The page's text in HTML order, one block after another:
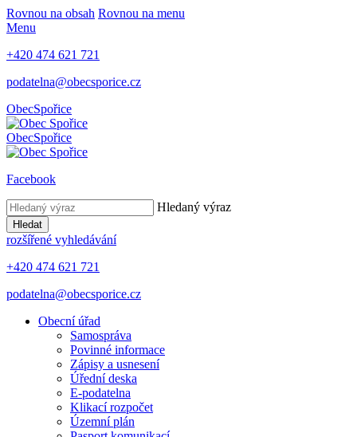
Rovnou na obsah Rovnou na menu
Menu
+420 474 621 721
podatelna@obecsporice.cz
ObecSpořice
ObecSpořice
Facebook
Hledaný výraz
Hledat
rozšířené vyhledávání
+420 474 621 721
podatelna@obecsporice.cz
Obecní úřad
Samospráva
Povinné informace
Zápisy a usnesení
Úřední deska
E-podatelna
Klikací rozpočet
Územní plán